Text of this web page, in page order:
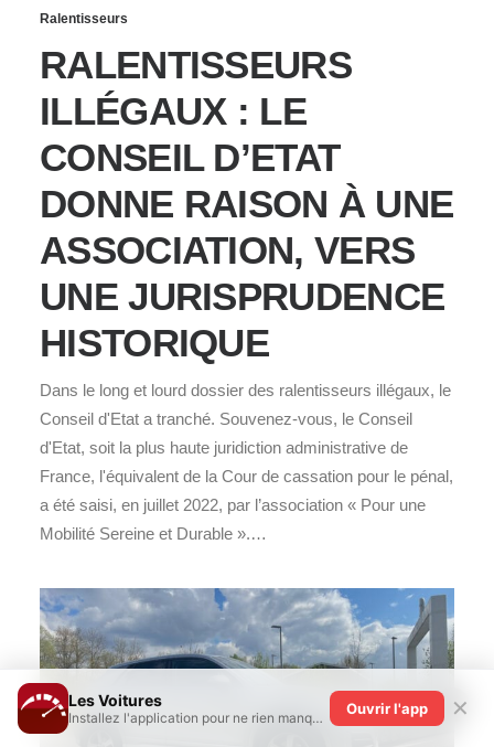
Ralentisseurs
RALENTISSEURS
ILLÉGAUX : LE
CONSEIL D’ETAT
DONNE RAISON À UNE
ASSOCIATION, VERS
UNE JURISPRUDENCE
HISTORIQUE
Dans le long et lourd dossier des ralentisseurs illégaux, le
Conseil d'Etat a tranché. Souvenez-vous, le Conseil
d'Etat, soit la plus haute juridiction administrative de
France, l'équivalent de la Cour de cassation pour le pénal,
a été saisi, en juillet 2022, par l’association « Pour une
Mobilité Sereine et Durable ».…
Les Voitures
Installez l'application pour ne rien manquer !
Ouvrir l'app ✕